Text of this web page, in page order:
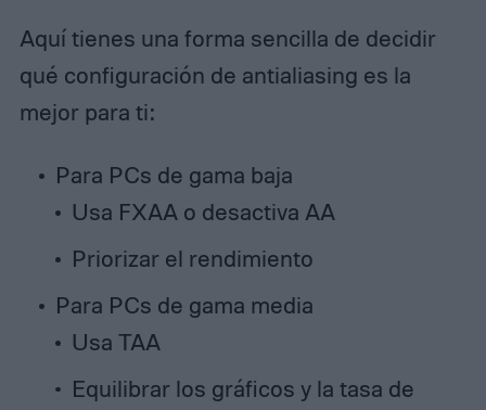
Aquí tienes una forma sencilla de decidir
qué configuración de antialiasing es la
mejor para ti:
Para PCs de gama baja
Usa FXAA o desactiva AA
Priorizar el rendimiento
Para PCs de gama media
Usa TAA
Equilibrar los gráficos y la tasa de